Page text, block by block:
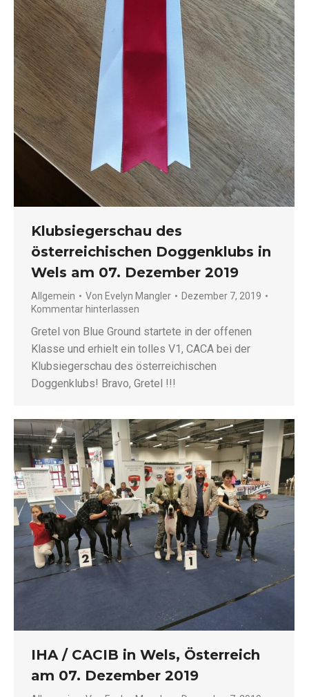
Klubsiegerschau des
österreichischen Doggenklubs in
Wels am 07. Dezember 2019
Allgemein Von Evelyn Mangler
Dezember 7, 2019
Kommentar hinterlassen
Gretel von Blue Ground startete in der offenen
Klasse und erhielt ein tolles V1, CACA bei der
Klubsiegerschau des österreichischen
Doggenklubs! Bravo, Gretel !!!
IHA / CACIB in Wels, Österreich
am 07. Dezember 2019